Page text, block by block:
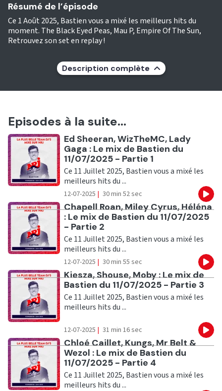
Résumé de l’épisode
Ce 1 Août 2025, Bastien vous a mixé les meilleurs hits du
moment. The Black Eyed Peas, Mau P, Empire Of The Sun,
Retrouvez son set en replay !
Description complète
Episodes à la suite...
Ecouter
Ed Sheeran, WizTheMC, Lady
Gaga : Le mix de Bastien du
11/07/2025 - Partie 1
Ce 11 Juillet 2025, Bastien vous a mixé les
meilleurs hits du ...
12-07-2025 | 30 min 52 sec
Ecouter
Chapell Roan, Miley Cyrus, Héléna
: Le mix de Bastien du 11/07/2025
- Partie 2
Ce 11 Juillet 2025, Bastien vous a mixé les
meilleurs hits du ...
12-07-2025 | 30 min 55 sec
Ecouter
Kiesza, Shouse, Moby : Le mix de
Bastien du 11/07/2025 - Partie 3
Ce 11 Juillet 2025, Bastien vous a mixé les
meilleurs hits du ...
12-07-2025 | 31 min 16 sec
Ecouter
Chloé Caillet, Kungs, Mr Belt &
Wezol : Le mix de Bastien du
11/07/2025 - Partie 4
Ce 11 Juillet 2025, Bastien vous a mixé les
meilleurs hits du ...